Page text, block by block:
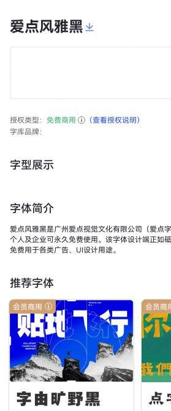
爱点风雅黑
授权类型： 免费商用
（查看授权说明）
字库品牌：
字型展示
字体简介
爱点风雅黑是广州爱点视觉文化有限公司（爱点
个人及企业可永久免费使用。该字体设计端正如
免费用于各类广告、UI设计用途。
推荐字体
会员商用
字由旷野黑
会员商
点